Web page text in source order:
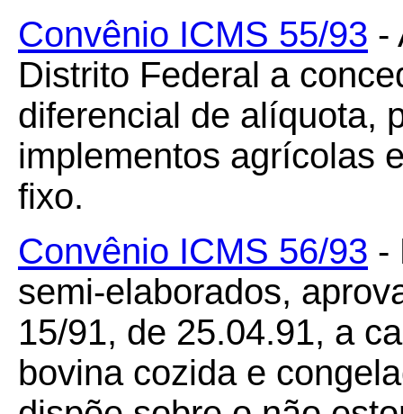
Convênio ICMS 55/93 -
Distrito Federal a
diferencial de alíquota,
implementos agrícolas
fixo.
Convênio ICMS 56/93 -
semi-elaborados,
15/91, de 25.04.91, a
bovina cozida e